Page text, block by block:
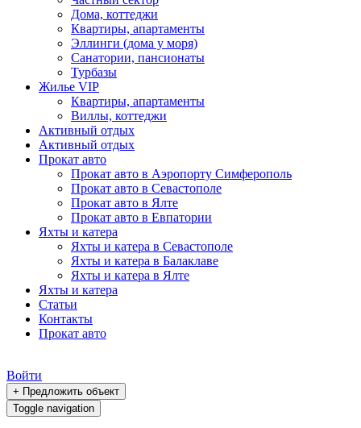
Дома, коттеджи
Квартиры, апартаменты
Эллинги (дома у моря)
Санатории, пансионаты
Турбазы
Жилье VIP
Квартиры, апартаменты
Виллы, коттеджи
Активный отдых
Активный отдых
Прокат авто
Прокат авто в Аэропорту Симферополь
Прокат авто в Севастополе
Прокат авто в Ялте
Прокат авто в Евпатории
Яхты и катера
Яхты и катера в Севастополе
Яхты и катера в Балаклаве
Яхты и катера в Ялте
Яхты и катера
Статьи
Контакты
Прокат авто
Войти
+ Предложить объект
Toggle navigation